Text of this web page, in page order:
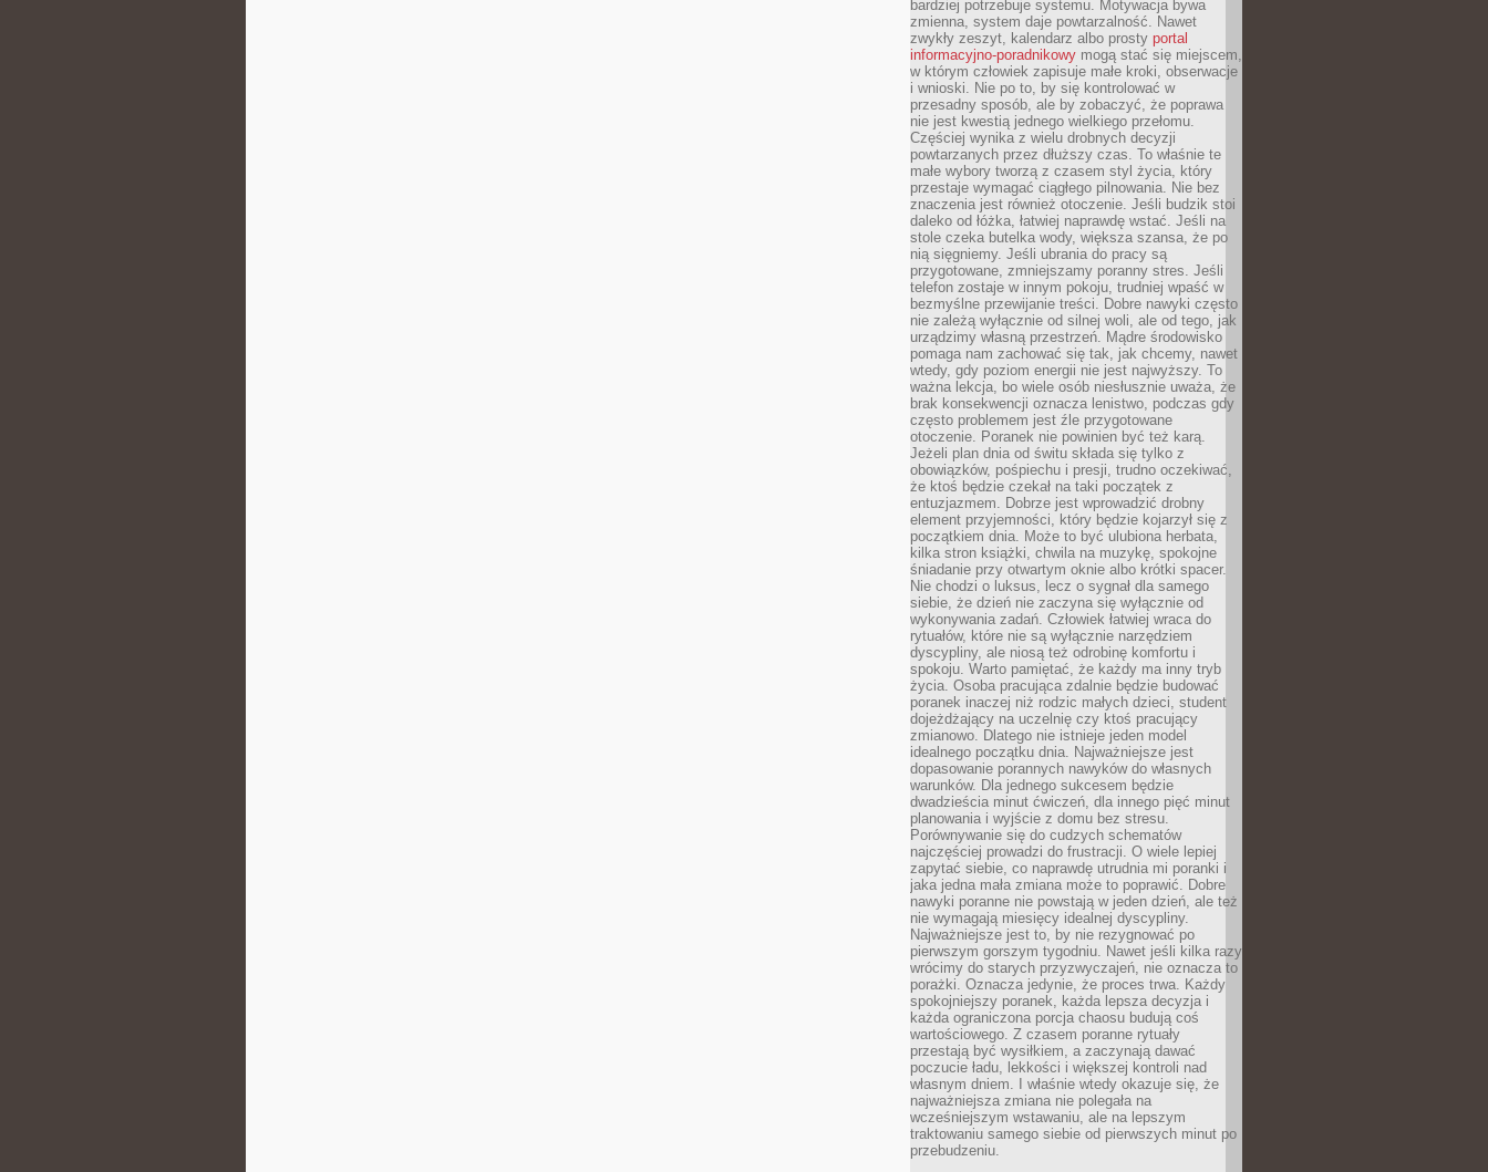
bardziej potrzebuje systemu. Motywacja bywa
zmienna, system daje powtarzalność. Nawet
zwykły zeszyt, kalendarz albo prosty portal
informacyjno-poradnikowy mogą stać się miejscem,
w którym człowiek zapisuje małe kroki, obserwacje
i wnioski. Nie po to, by się kontrolować w
przesadny sposób, ale by zobaczyć, że poprawa
nie jest kwestią jednego wielkiego przełomu.
Częściej wynika z wielu drobnych decyzji
powtarzanych przez dłuższy czas. To właśnie te
małe wybory tworzą z czasem styl życia, który
przestaje wymagać ciągłego pilnowania. Nie bez
znaczenia jest również otoczenie. Jeśli budzik stoi
daleko od łóżka, łatwiej naprawdę wstać. Jeśli na
stole czeka butelka wody, większa szansa, że po
nią sięgniemy. Jeśli ubrania do pracy są
przygotowane, zmniejszamy poranny stres. Jeśli
telefon zostaje w innym pokoju, trudniej wpaść w
bezmyślne przewijanie treści. Dobre nawyki często
nie zależą wyłącznie od silnej woli, ale od tego, jak
urządzimy własną przestrzeń. Mądre środowisko
pomaga nam zachować się tak, jak chcemy, nawet
wtedy, gdy poziom energii nie jest najwyższy. To
ważna lekcja, bo wiele osób niesłusznie uważa, że
brak konsekwencji oznacza lenistwo, podczas gdy
często problemem jest źle przygotowane
otoczenie. Poranek nie powinien być też karą.
Jeżeli plan dnia od świtu składa się tylko z
obowiązków, pośpiechu i presji, trudno oczekiwać,
że ktoś będzie czekał na taki początek z
entuzjazmem. Dobrze jest wprowadzić drobny
element przyjemności, który będzie kojarzył się z
początkiem dnia. Może to być ulubiona herbata,
kilka stron książki, chwila na muzykę, spokojne
śniadanie przy otwartym oknie albo krótki spacer.
Nie chodzi o luksus, lecz o sygnał dla samego
siebie, że dzień nie zaczyna się wyłącznie od
wykonywania zadań. Człowiek łatwiej wraca do
rytuałów, które nie są wyłącznie narzędziem
dyscypliny, ale niosą też odrobinę komfortu i
spokoju. Warto pamiętać, że każdy ma inny tryb
życia. Osoba pracująca zdalnie będzie budować
poranek inaczej niż rodzic małych dzieci, student
dojeżdżający na uczelnię czy ktoś pracujący
zmianowo. Dlatego nie istnieje jeden model
idealnego początku dnia. Najważniejsze jest
dopasowanie porannych nawyków do własnych
warunków. Dla jednego sukcesem będzie
dwadzieścia minut ćwiczeń, dla innego pięć minut
planowania i wyjście z domu bez stresu.
Porównywanie się do cudzych schematów
najczęściej prowadzi do frustracji. O wiele lepiej
zapytać siebie, co naprawdę utrudnia mi poranki i
jaka jedna mała zmiana może to poprawić. Dobre
nawyki poranne nie powstają w jeden dzień, ale też
nie wymagają miesięcy idealnej dyscypliny.
Najważniejsze jest to, by nie rezygnować po
pierwszym gorszym tygodniu. Nawet jeśli kilka razy
wrócimy do starych przyzwyczajeń, nie oznacza to
porażki. Oznacza jedynie, że proces trwa. Każdy
spokojniejszy poranek, każda lepsza decyzja i
każda ograniczona porcja chaosu budują coś
wartościowego. Z czasem poranne rytuały
przestają być wysiłkiem, a zaczynają dawać
poczucie ładu, lekkości i większej kontroli nad
własnym dniem. I właśnie wtedy okazuje się, że
najważniejsza zmiana nie polegała na
wcześniejszym wstawaniu, ale na lepszym
traktowaniu samego siebie od pierwszych minut po
przebudzeniu.